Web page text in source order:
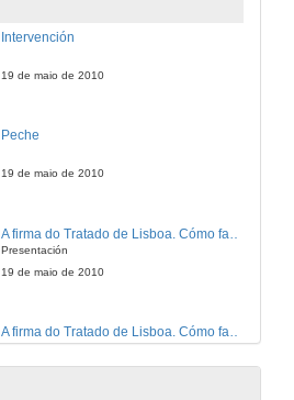
Intervención
19 de maio de 2010
Peche
19 de maio de 2010
Presentación
19 de maio de 2010
A firma do Tratado de Lisboa. Cómo facer unha ceremonia moderna e perfecta
19 de maio de 2010